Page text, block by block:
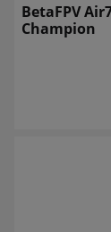
BetaFPV
Champion